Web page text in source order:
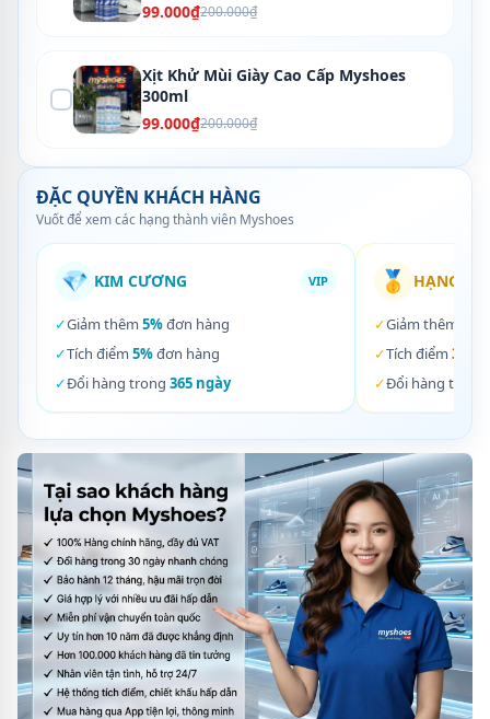
99.000₫200.000₫
Xịt Khử Mùi Giày Cao Cấp Myshoes
300ml
99.000₫200.000₫
ĐẶC QUYỀN KHÁCH HÀNG
Vuốt để xem các hạng thành viên Myshoes
💎 KIM CƯƠNG VIP
✓Giảm thêm 5%đơn hàng
✓Tích điểm 5%đơn hàng
✓Đổi hàng trong 365 ngày
🥇 HẠNG
✓Giảm thêm
✓Tích điểm 3%
✓Đổi hàng trong